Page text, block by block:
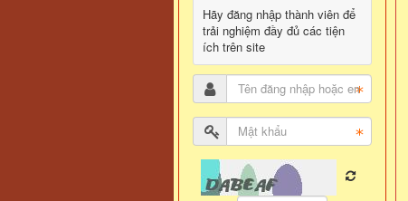
Hãy đăng nhập thành viên để
trải nghiệm đầy đủ các tiện
ích trên site